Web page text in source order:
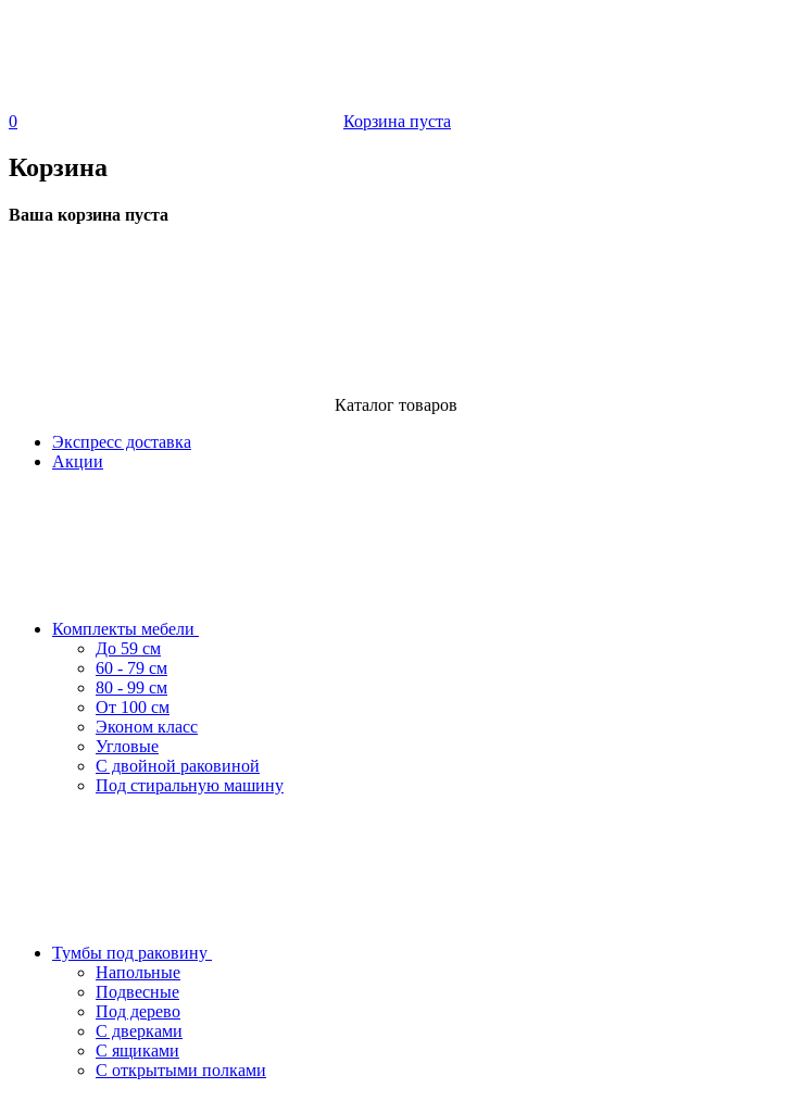
0 Корзина пуста
Корзина
Ваша корзина пуста
Каталог товаров
Экспресс доставка
Акции
Комплекты мебели
До 59 см
60 - 79 см
80 - 99 см
От 100 см
Эконом класс
Угловые
С двойной раковиной
Под стиральную машину
Тумбы под раковину
Напольные
Подвесные
Под дерево
С дверками
С ящиками
С открытыми полками